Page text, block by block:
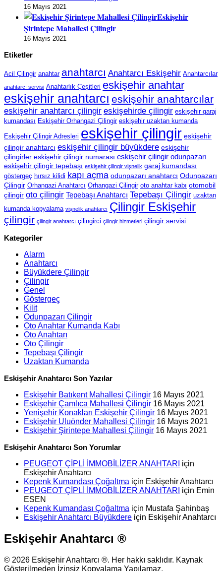
16 Mayıs 2021
Eskişehir
Şirintepe Mahallesi Çilingir
16 Mayıs 2021
Etiketler
Acil Çilingir anahtar anahtarcı Anahtarcı Eskişehir Anahtarcılar
anahtarcı servisi Anahtarlık Çeşitleri eskişehir anahtar
eskişehir anahtarcı eskişehir anahtarcılar
eskişehir anahtarcı çilingir eskişehirde çilingir eskişehir garaj
kumandası Eskişehir Orhangazi Çilingir eskişehir uzaktan kumanda
Eskişehir Çilingir Adresleri eskişehir çilingir eskişehir
çilingir anahtarcı eskişehir çilingir büyükdere eskişehir
çilingirler eskişehir çilingir numarası eskişehir çilingir odunpazarı
eskişehir çilingir tepebaşı eskişehir çilingir vişnelik garaj kumandası
göstergeç hırsız kilidi kapı açma odunpazarı anahtarcı Odunpazarı
Çilingir Orhangazi Anahtarcı Orhangazi Çilingir oto anahtar kabı otomobil
çilingir oto çilingir Tepebaşı Anahtarcı Tepebaşı Çilingir uzaktan
kumanda kopyalama vişnelik anahtarcı Çilingir Eskişehir
çilingir çilingir anahtarcı çilingirci çilingir hizmetleri çilingir servisi
Kategoriler
Alarm
Anahtarcı
Büyükdere Çilingir
Çilingir
Genel
Göstergeç
Kilit
Odunpazarı Çilingir
Oto Anahtar Kumanda Kabı
Oto Anahtarı
Oto Çilingir
Tepebaşı Çilingir
Uzaktan Kumanda
Eskişehir Anahtarcı Son Yazılar
Eskişehir Batıkent Mahallesi Çilingir 16 Mayıs 2021
Eskişehir Çamlıca Mahallesi Çilingir 16 Mayıs 2021
Yenişehir Konakları Eskişehir Çilingir 16 Mayıs 2021
Eskişehir Uluönder Mahallesi Çilingir 16 Mayıs 2021
Eskişehir Şirintepe Mahallesi Çilingir 16 Mayıs 2021
Eskişehir Anahtarcı Son Yorumlar
PEUGEOT ÇİPLİ İMMOBİLİZER ANAHTARI için
Eskişehir Anahtarcı
Kepenk Kumandası Çoğaltma için Eskişehir Anahtarcı
PEUGEOT ÇİPLİ İMMOBİLİZER ANAHTARI için Emin
ESEN
Kepenk Kumandası Çoğaltma için Mustafa Şahinbaş
Eskişehir Anahtarcı Büyükdere için Eskişehir Anahtarcı
Eskişehir Anahtarcı ®
© 2026 Eskişehir Anahtarcı ®. Her hakkı saklıdır. Kaynak
Gösterilmeden İzinsiz Kopyalama Yapılamaz.